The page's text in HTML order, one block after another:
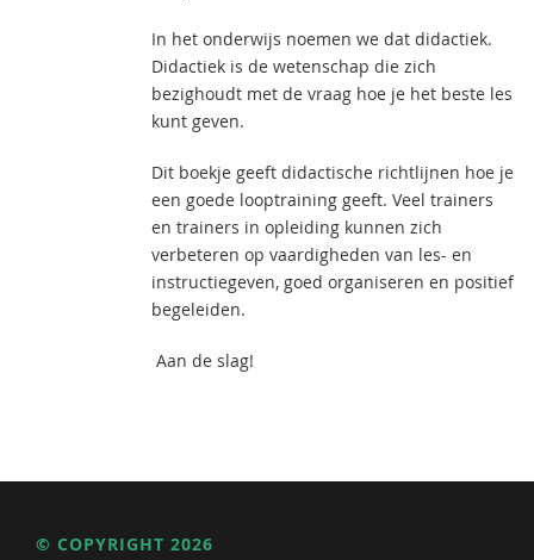
In het onderwijs noemen we dat didactiek.
Didactiek is de wetenschap die zich
bezighoudt met de vraag hoe je het beste les
kunt geven.
Dit boekje geeft didactische richtlijnen hoe je
een goede looptraining geeft. Veel trainers
en trainers in opleiding kunnen zich
verbeteren op vaardigheden van les- en
instructiegeven, goed organiseren en positief
begeleiden.
Aan de slag!
© COPYRIGHT 2026